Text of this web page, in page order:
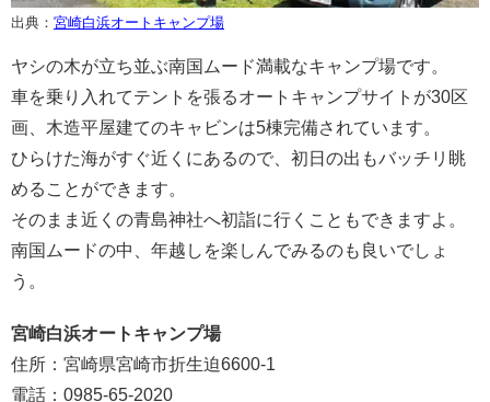
出典： 宮崎白浜オートキャンプ場
ヤシの木が立ち並ぶ南国ムード満載なキャンプ場です。
車を乗り入れてテントを張るオートキャンプサイトが30区
画、木造平屋建てのキャビンは5棟完備されています。
ひらけた海がすぐ近くにあるので、初日の出もバッチリ眺
めることができます。
そのまま 近くの青島神社へ初詣に行くこともできますよ。
南国ムードの中、年越しを楽しんでみるのも良いでしょ
う。
宮崎白浜オートキャンプ場
住所：宮崎県宮崎市折生迫6600-1
電話：0985-65-2020